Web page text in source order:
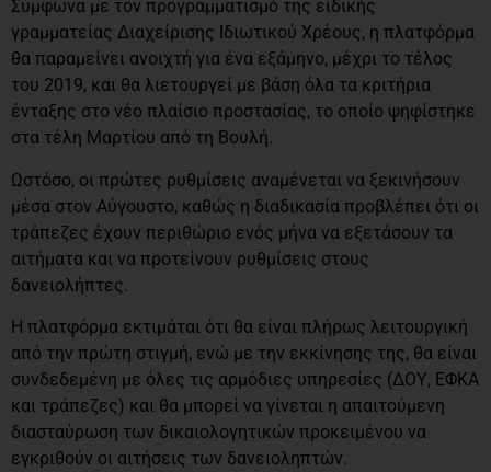
Σύμφωνα με τον προγραμματισμό της ειδικής
γραμματείας Διαχείρισης Ιδιωτικού Χρέους, η πλατφόρμα
θα παραμείνει ανοιχτή για ένα εξάμηνο, μέχρι το τέλος
του 2019, και θα λιετουργεί με βάση όλα τα κριτήρια
ένταξης στο νέο πλαίσιο προστασίας, το οποίο ψηφίστηκε
στα τέλη Μαρτίου από τη Βουλή.
Ωστόσο, οι πρώτες ρυθμίσεις αναμένεται να ξεκινήσουν
μέσα στον Αύγουστο, καθώς η διαδικασία προβλέπει ότι οι
τράπεζες έχουν περιθώριο ενός μήνα να εξετάσουν τα
αιτήματα και να προτείνουν ρυθμίσεις στους
δανειολήπτες.
Η πλατφόρμα εκτιμάται ότι θα είναι πλήρως λειτουργική
από την πρώτη στιγμή, ενώ με την εκκίνησης της, θα είναι
συνδεδεμένη με όλες τις αρμόδιες υπηρεσίες (ΔΟΥ, ΕΦΚΑ
και τράπεζες) και θα μπορεί να γίνεται η απαιτούμενη
διασταύρωση των δικαιολογητικών προκειμένου να
εγκριθούν οι αιτήσεις των δανειοληπτών.